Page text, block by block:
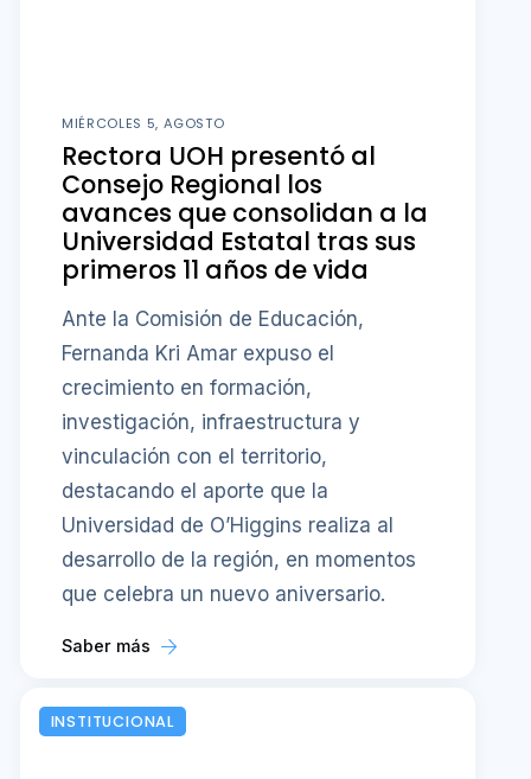
MIÉRCOLES 5, AGOSTO
Rectora UOH presentó al
Consejo Regional los
avances que consolidan a la
Universidad Estatal tras sus
primeros 11 años de vida
Ante la Comisión de Educación,
Fernanda Kri Amar expuso el
crecimiento en formación,
investigación, infraestructura y
vinculación con el territorio,
destacando el aporte que la
Universidad de O’Higgins realiza al
desarrollo de la región, en momentos
que celebra un nuevo aniversario.
Saber más
INSTITUCIONAL